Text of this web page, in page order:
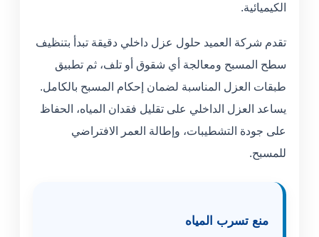
الكيميائية.
تقدم شركة العميد حلول عزل داخلي دقيقة تبدأ بتنظيف
سطح المسبح ومعالجة أي شقوق أو تلف، ثم تطبيق
طبقات العزل المناسبة لضمان إحكام المسبح بالكامل.
يساعد العزل الداخلي على تقليل فقدان المياه، الحفاظ
على جودة التشطيبات، وإطالة العمر الافتراضي
للمسبح.
منع تسرب المياه